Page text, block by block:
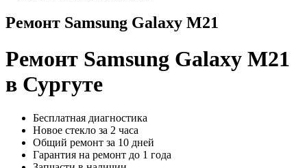
Ремонт Samsung Galaxy M21
Ремонт Samsung Galaxy M21
в Сургуте
Бесплатная диагностика
Новое стекло за 2 часа
Общий ремонт за 10 дней
Гарантия на ремонт до 1 года